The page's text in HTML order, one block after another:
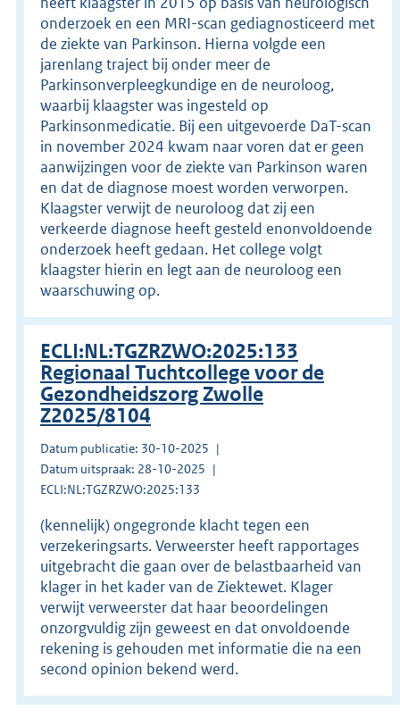
onderzoek en een MRI-scan gediagnosticeerd met
de ziekte van Parkinson. Hierna volgde een
jarenlang traject bij onder meer de
Parkinsonverpleegkundige en de neuroloog,
waarbij klaagster was ingesteld op
Parkinsonmedicatie. Bij een uitgevoerde DaT-scan
in november 2024 kwam naar voren dat er geen
aanwijzingen voor de ziekte van Parkinson waren
en dat de diagnose moest worden verworpen.
Klaagster verwijt de neuroloog dat zij een
verkeerde diagnose heeft gesteld enonvoldoende
onderzoek heeft gedaan. Het college volgt
klaagster hierin en legt aan de neuroloog een
waarschuwing op.
ECLI:NL:TGZRZWO:2025:133
Regionaal Tuchtcollege voor de
Gezondheidszorg Zwolle
Z2025/8104
Datum publicatie: 30-10-2025
Datum uitspraak: 28-10-2025
ECLI:NL:TGZRZWO:2025:133
(kennelijk) ongegronde klacht tegen een
verzekeringsarts. Verweerster heeft rapportages
uitgebracht die gaan over de belastbaarheid van
klager in het kader van de Ziektewet. Klager
verwijt verweerster dat haar beoordelingen
onzorgvuldig zijn geweest en dat onvoldoende
rekening is gehouden met informatie die na een
second opinion bekend werd.